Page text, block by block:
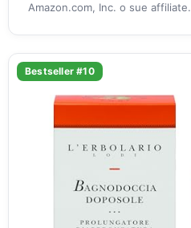
Amazon.com, Inc. o sue affiliate.
Bestseller #10